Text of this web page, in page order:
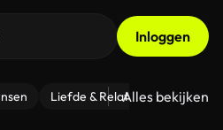
Inloggen
Liefde & Relaties - Fitness
Alles bekijken